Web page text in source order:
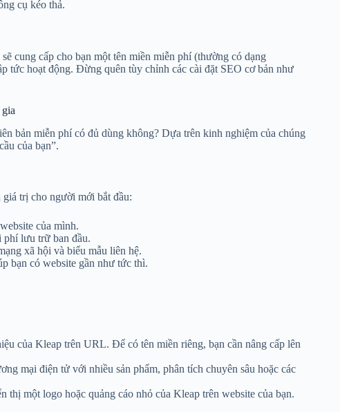
cụ kéo thả.
cung cấp cho bạn một tên miền miễn phí (thường có dạng
tức hoạt động. Đừng quên tùy chỉnh các cài đặt SEO cơ bản như
bản miễn phí có đủ dùng không? Dựa trên kinh nghiệm của chúng
của bạn”.
trị cho người mới bắt đầu:
của mình.
phí lưu trữ ban đầu.
xã hội và biểu mẫu liên hệ.
bạn có website gần như tức thì.
của Kleap trên URL. Để có tên miền riêng, bạn cần nâng cấp lên
mại điện tử với nhiều sản phẩm, phân tích chuyên sâu hoặc các
thị một logo hoặc quảng cáo nhỏ của Kleap trên website của bạn.